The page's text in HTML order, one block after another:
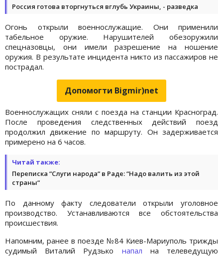
Россия готова вторгнуться вглубь Украины, - разведка
Огонь открыли военнослужащие. Они применили
табельное оружие. Нарушителей обезоружили
спецназовцы, они имели разрешение на ношение
оружия. В результате инцидента никто из пассажиров не
пострадал.
Допомогти Bigmir)net
Военнослужащих сняли с поезда на станции Красноград.
После проведения следственных действий поезд
продолжил движение по маршруту. Он задерживается
примерено на 6 часов.
Читай также:
Переписка “Слуги народа“ в Раде: “Надо валить из этой
страны“
По данному факту следователи открыли уголовное
производство. Устанавливаются все обстоятельства
происшествия.
Напомним, ранее в поезде №84 Киев-Мариуполь трижды
судимый Виталий Рудзько напал на телеведущую